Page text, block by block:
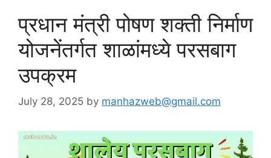
प्रधान मंत्री पोषण शक्ती निर्माण
योजनेंतर्गत शाळांमध्ये परसबाग
उपक्रम
July 28, 2025 by manhazweb@gmail.com